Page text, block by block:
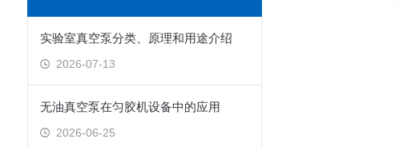
实验室真空泵分类、原理和用途介绍
2026-07-13
无油真空泵在匀胶机设备中的应用
2026-06-25